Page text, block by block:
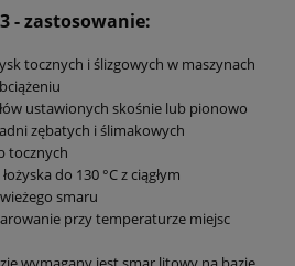
- zastosowanie:
tocznych i ślizgowych w maszynach
ustawionych skośnie lub pionowo
zębatych i ślimakowych
tocznych
do 130 °C z ciągłym
smaru
przy temperaturze miejsc